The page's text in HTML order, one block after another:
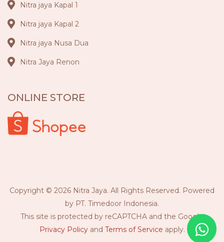
Nitra jaya Kapal 1
Nitra jaya Kapal 2
Nitra jaya Nusa Dua
Nitra Jaya Renon
ONLINE STORE
Copyright © 2026 Nitra Jaya. All Rights Reserved. Powered
by PT. Timedoor Indonesia.
This site is protected by reCAPTCHA and the Google
Privacy Policyand Terms of Service apply.